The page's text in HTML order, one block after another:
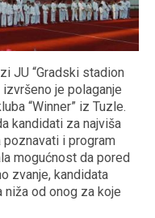
JU “Gradski stadion
izvršeno je polaganje
“Winner” iz Tuzle.
kandidati za najviša
i program
mogućnost da pored
zvanje, kandidata
od onog za koje